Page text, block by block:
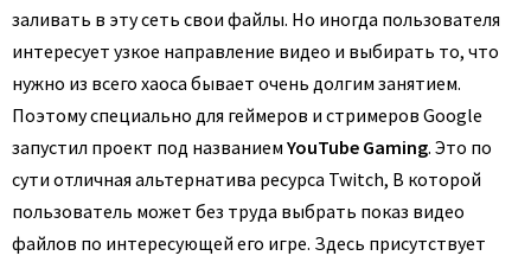
заливать в эту сеть свои файлы. Но иногда пользователя
интересует узкое направление видео и выбирать то, что
нужно из всего хаоса бывает очень долгим занятием.
Поэтому специально для геймеров и стримеров Google
запустил проект под названием YouTube Gaming. Это по
сути отличная альтернатива ресурса Twitch, В которой
пользователь может без труда выбрать показ видео
файлов по интересующей его игре. Здесь присутствует